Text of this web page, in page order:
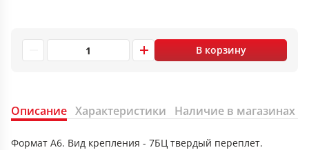
В корзину
Описание Характеристики Наличие в магазинах
Формат А6. Вид крепления - 7БЦ твердый переплет.